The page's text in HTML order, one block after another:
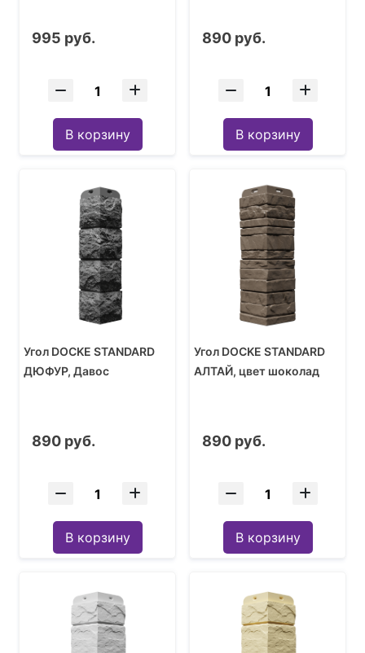
995 руб.
В корзину
890 руб.
В корзину
Угол DOCKE STANDARD
ДЮФУР, Давос
890 руб.
В корзину
Угол DOCKE STANDARD
АЛТАЙ, цвет шоколад
890 руб.
В корзину